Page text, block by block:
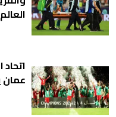
العالم
عمان يوم